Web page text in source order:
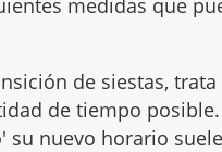
de siestas,
de tiempo
nuevo horario